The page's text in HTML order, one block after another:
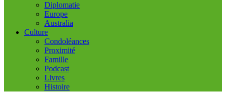
Diplomatie
Europe
Australia
Culture
Condoléances
Proximité
Famille
Podcast
Livres
Histoire